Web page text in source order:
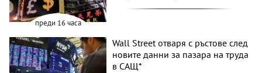
преди 16 часа
Wall Street отваря с ръстове след
новите данни за пазара на труда
в САЩ*